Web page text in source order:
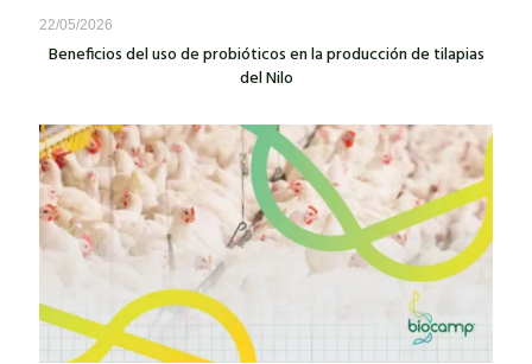
22/05/2026
Beneficios del uso de probióticos en la producción de tilapias
del Nilo